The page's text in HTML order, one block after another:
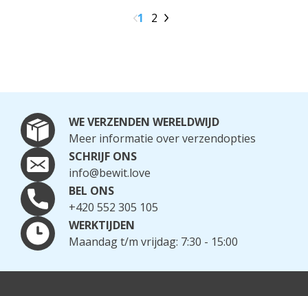
1
2
WE VERZENDEN WERELDWIJD
Meer informatie over verzendopties
SCHRIJF ONS
info@bewit.love
BEL ONS
+420 552 305 105
WERKTIJDEN
Maandag t/m vrijdag: 7:30 - 15:00